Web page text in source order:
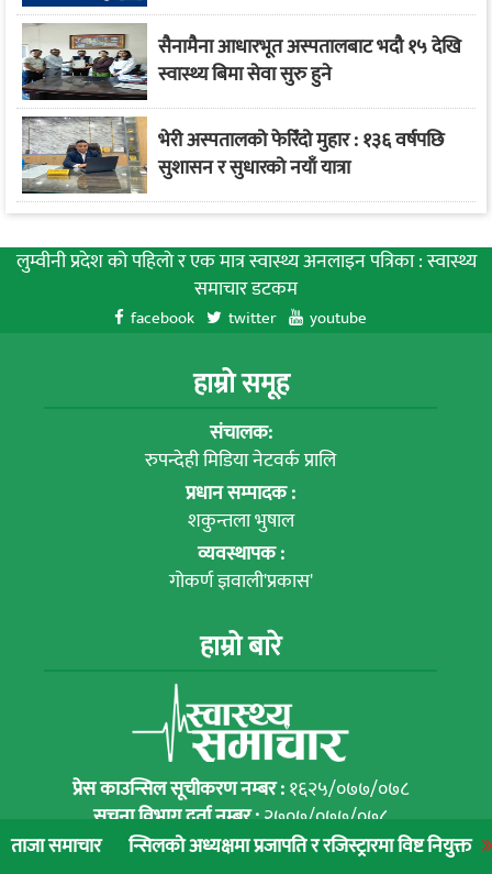
ताजा समाचार
अध्यक्षमा प्रजापति र रजिस्ट्रारमा विष्ट नियुक्त लुम्बिनी
सैनामैना आधारभूत अस्पतालबाट भदौ १५ देखि
स्वास्थ्य बिमा सेवा सुरु हुने
भेरी अस्पतालको फेरिँदो मुहार : १३६ वर्षपछि
सुशासन र सुधारको नयाँ यात्रा
लुम्वीनी प्रदेश को पहिलाे र एक मात्र स्वास्थ्य अनलाइन पत्रिका : स्वास्थ्य
समाचार डटकम
facebook twitter youtube
हाम्रो समूह
संचालक:
रुपन्देही मिडिया नेटवर्क प्रालि
प्रधान सम्पादक :
शकुन्तला भुषाल
व्यवस्थापक :
गोकर्ण ज्ञवाली'प्रकास'
हाम्रो बारे
प्रेस काउन्सिल सूचीकरण नम्बर :१६२५/०७७/०७८
सूचना विभाग दर्ता नम्बर :२७०७/०७७/०७८